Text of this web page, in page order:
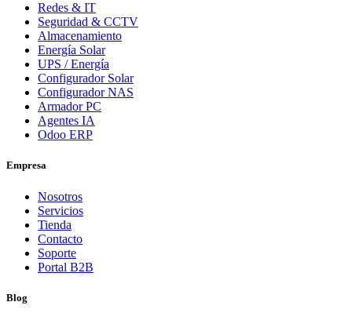
Redes & IT
Seguridad & CCTV
Almacenamiento
Energía Solar
UPS / Energía
Configurador Solar
Configurador NAS
Armador PC
Agentes IA
Odoo ERP
Empresa
Nosotros
Servicios
Tienda
Contacto
Soporte
Portal B2B
Blog